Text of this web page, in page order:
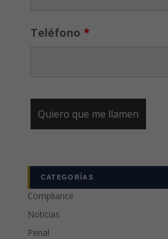
Teléfono *
CATEGORÍAS
Compliance
Noticias
Penal